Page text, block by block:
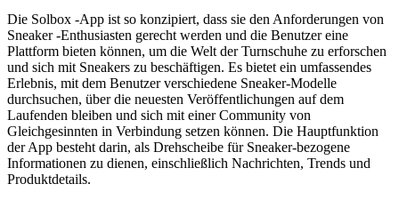
Die Solbox -App ist so konzipiert, dass sie den Anforderungen von
Sneaker -Enthusiasten gerecht werden und die Benutzer eine
Plattform bieten können, um die Welt der Turnschuhe zu erforschen
und sich mit Sneakers zu beschäftigen. Es bietet ein umfassendes
Erlebnis, mit dem Benutzer verschiedene Sneaker-Modelle
durchsuchen, über die neuesten Veröffentlichungen auf dem
Laufenden bleiben und sich mit einer Community von
Gleichgesinnten in Verbindung setzen können. Die Hauptfunktion
der App besteht darin, als Drehscheibe für Sneaker-bezogene
Informationen zu dienen, einschließlich Nachrichten, Trends und
Produktdetails.